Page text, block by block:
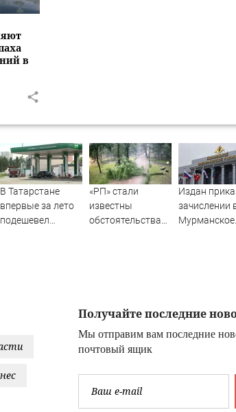
в
В Татарстане
впервые за лето
подешевел
«РП» стали
известны
обстоятельства
Издан
зачислении
Мурманское
Получайте последние
Мы отправим вам последние
почтовый ящик